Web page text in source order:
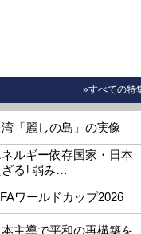
»すべての特
「麗しの島」の実像
ネルギー依存国家・日
ざる｢弱み…
ワールドカップ2026
本主導で平和の再構築を